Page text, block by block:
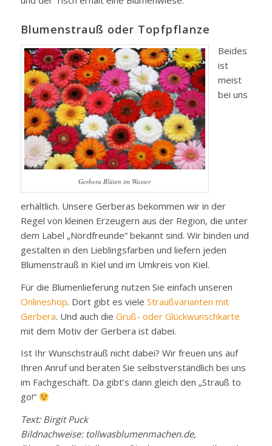
Blumenstrauß oder Topfpflanze
Gerbera Blüten im Wasser
Beides
ist
meist
bei uns
erhältlich. Unsere Gerberas bekommen wir in der
Regel von kleinen Erzeugern aus der Region, die unter
dem Label „Nordfreunde“ bekannt sind. Wir binden und
gestalten in den Lieblingsfarben und liefern jeden
Blumenstrauß in Kiel und im Umkreis von Kiel.
Für die Blumenlieferung nutzen Sie einfach unseren
Onlineshop. Dort gibt es viele Straußvarianten mit
Gerbera. Und auch die Gruß- oder Glückwunschkarte
mit dem Motiv der Gerbera ist dabei.
Ist Ihr Wunschstrauß nicht dabei? Wir freuen uns auf
Ihren Anruf und beraten Sie selbstverständlich bei uns
im Fachgeschäft. Da gibt’s dann gleich den „Strauß to
go!“
Text: Birgit Puck
Bildnachweise: tollwasblumenmachen.de,